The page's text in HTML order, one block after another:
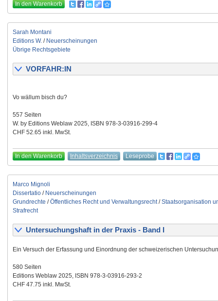
In den Warenkorb
Sarah Montani
Editions W. / Neuerscheinungen
Übrige Rechtsgebiete
VORFAHR:IN
Vo wällum bisch du?
557 Seiten
W. by Editions Weblaw 2025, ISBN 978-3-03916-299-4
CHF 52.65 inkl. MwSt.
In den Warenkorb Inhaltsverzeichnis Leseprobe
Marco Mignoli
Dissertatio / Neuerscheinungen
Grundrechte /Öffentliches Recht und Verwaltungsrecht/Staatsorganisation
Strafrecht
Untersuchungshaft in der Praxis - Band I
Ein Versuch der Erfassung und Einordnung der schweizerischen
580 Seiten
Editions Weblaw 2025, ISBN 978-3-03916-293-2
CHF 47.75 inkl. MwSt.